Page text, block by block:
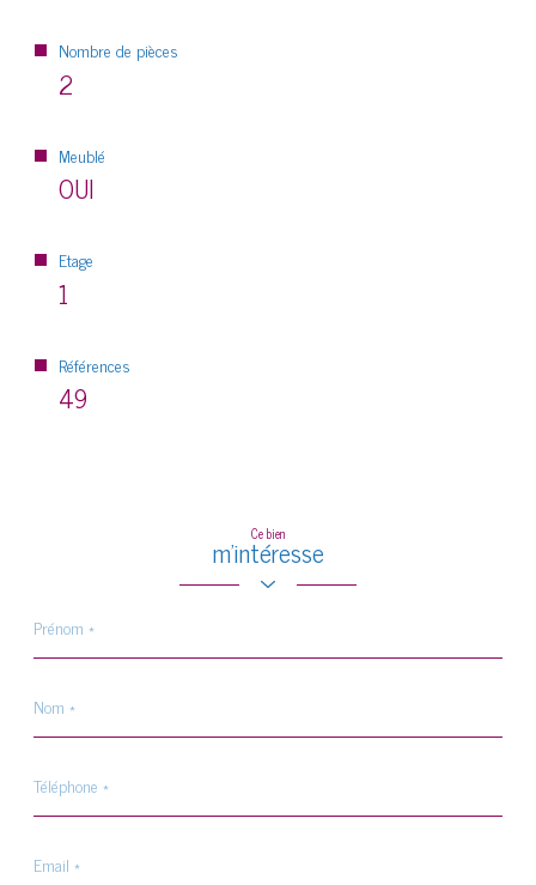
Nombre de pièces
2
Meublé
OUI
Etage
1
Références
49
Ce bien
m'intéresse
*
*
*
*